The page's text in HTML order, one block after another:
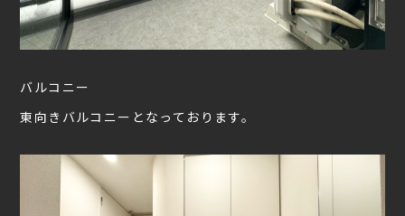
バルコニー
東向きバルコニーとなっております。